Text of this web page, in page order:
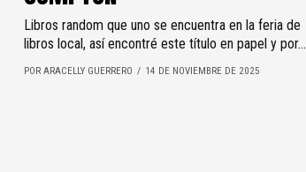
Libros random que uno se encuentra en la feria de
libros local, así encontré este título en papel y por...
POR ARACELLY GUERRERO 14 DE NOVIEMBRE DE 2025